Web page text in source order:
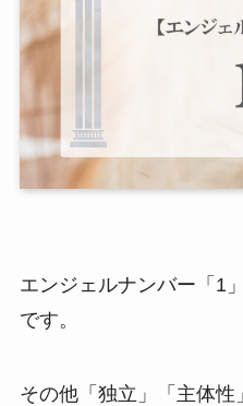
エンジェルナンバー「1
です。
その他「独立」「主体性